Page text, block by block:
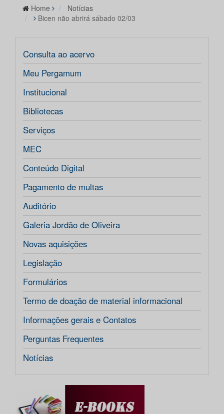
Home
Notícias
Bicen não abrirá sábado 02/03
Consulta ao acervo
Meu Pergamum
Institucional
Bibliotecas
Serviços
MEC
Conteúdo Digital
Pagamento de multas
Auditório
Galeria Jordão de Oliveira
Novas aquisições
Legislação
Formulários
Termo de doação de material informacional
Informações gerais e Contatos
Perguntas Frequentes
Notícias